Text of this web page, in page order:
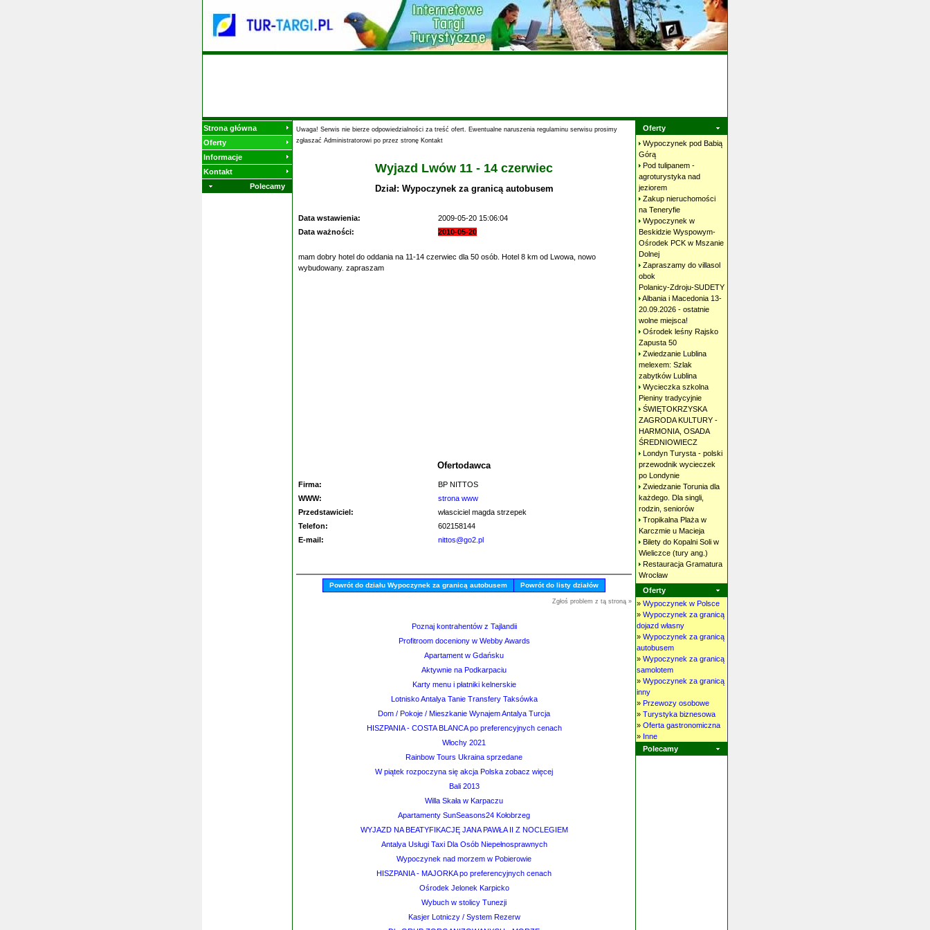
Strona główna
Oferty
Informacje
Kontakt
Polecamy
Uwaga! Serwis nie bierze odpowiedzialności za treść ofert. Ewentualne naruszenia regulaminu serwisu prosimy
zgłaszać Administratorowi po przez stronę Kontakt
Wyjazd Lwów 11 - 14 czerwiec
Dział: Wypoczynek za granicą autobusem
Data wstawienia:
2009-05-20 15:06:04
Data ważności:
2010-05-20
mam dobry hotel do oddania na 11-14 czerwiec dla 50 osób. Hotel 8 km od Lwowa, nowo
wybudowany. zapraszam
Ofertodawca
Firma:
BP NITTOS
WWW:
strona www
Przedstawiciel:
własciciel magda strzepek
Telefon:
602158144
E-mail:
nittos@go2.pl
Powrót do działu Wypoczynek za granicą autobusem Powrót do listy działów
Zgłoś problem z tą stroną »
Poznaj kontrahentów z Tajlandii
Profitroom doceniony w Webby Awards
Apartament w Gdańsku
Aktywnie na Podkarpaciu
Karty menu i płatniki kelnerskie
Lotnisko Antalya Tanie Transfery Taksówka
Dom / Pokoje / Mieszkanie Wynajem Antalya Turcja
HISZPANIA - COSTA BLANCA po preferencyjnych cenach
Włochy 2021
Rainbow Tours Ukraina sprzedane
W piątek rozpoczyna się akcja Polska zobacz więcej
Bali 2013
Willa Skała w Karpaczu
Apartamenty SunSeasons24 Kołobrzeg
WYJAZD NA BEATYFIKACJĘ JANA PAWŁA II Z NOCLEGIEM
Antalya Usługi Taxi Dla Osób Niepełnosprawnych
Wypoczynek nad morzem w Pobierowie
HISZPANIA - MAJORKA po preferencyjnych cenach
Ośrodek Jelonek Karpicko
Wybuch w stolicy Tunezji
Kasjer Lotniczy / System Rezerw
Oferty
Wypoczynek pod Babią
Górą
Pod tulipanem -
agroturystyka nad
jeziorem
Zakup nieruchomości
na Teneryfie
Wypoczynek w
Beskidzie Wyspowym-
Ośrodek PCK w Mszanie
Dolnej
Zapraszamy do villasol
obok
Polanicy-Zdroju-SUDETY
Albania i Macedonia 13-
20.09.2026 - ostatnie
wolne miejsca!
Ośrodek leśny Rajsko
Zapusta 50
Zwiedzanie Lublina
melexem: Szlak
zabytków Lublina
Wycieczka szkolna
Pieniny tradycyjnie
ŚWIĘTOKRZYSKA
ZAGRODA KULTURY -
HARMONIA, OSADA
ŚREDNIOWIECZ
Londyn Turysta - polski
przewodnik wycieczek
po Londynie
Zwiedzanie Torunia dla
każdego. Dla singli,
rodzin, seniorów
Tropikalna Plaża w
Karczmie u Macieja
Bilety do Kopalni Soli w
Wieliczce (tury ang.)
Restauracja Gramatura
Wrocław
Oferty
» Wypoczynek w Polsce
» Wypoczynek za granicą
dojazd własny
» Wypoczynek za granicą
autobusem
» Wypoczynek za granicą
samolotem
» Wypoczynek za granicą
inny
» Przewozy osobowe
» Turystyka biznesowa
» Oferta gastronomiczna
» Inne
Polecamy